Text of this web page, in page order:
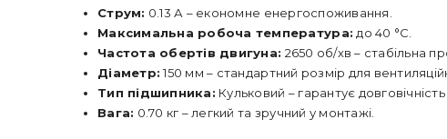
Струм: 0.13 А – економне енергоспоживання.
Максимальна робоча температура: до 40 °C.
Частота обертів двигуна: 2650 об/хв – стабільна
Діаметр: 150 мм – стандартний розмір для
Тип підшипника: Кульковий – гарантує
Вага: 0.70 кг – легкий та зручний у монтажі.